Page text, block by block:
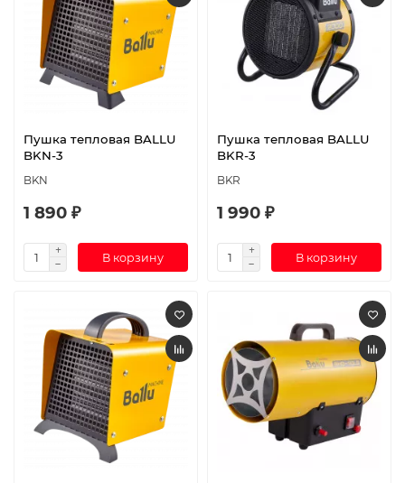
Пушка тепловая BALLU
BKN-3
BKN
1 890 ₽
В корзину
Пушка тепловая BALLU
BKR-3
BKR
1 990 ₽
В корзину